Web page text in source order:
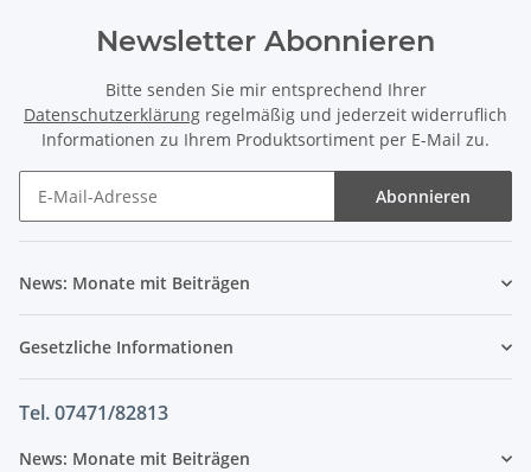
Newsletter Abonnieren
Bitte senden Sie mir entsprechend Ihrer
Datenschutzerklärung regelmäßig und jederzeit widerruflich
Informationen zu Ihrem Produktsortiment per E-Mail zu.
Abonnieren
News: Monate mit Beiträgen
Gesetzliche Informationen
Tel. 07471/82813
News: Monate mit Beiträgen